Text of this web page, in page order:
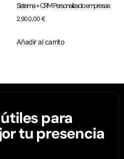
Sistema + CRM Personalizado empresas
2.900,00€
Añadir al carrito
para
tu presencia